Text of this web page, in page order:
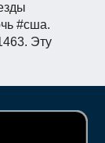
#сша.
Эту